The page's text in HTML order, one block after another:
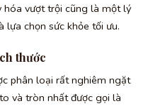
hóa vượt trội cũng là một lý
lựa chọn sức khỏe tối ưu.
thước
phân loại rất nghiêm ngặt
và tròn nhất được gọi là